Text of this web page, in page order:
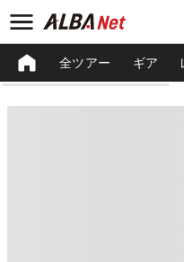
全ツアー ギア